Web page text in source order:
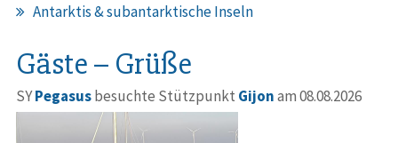
Antarktis & subantarktische Inseln
Gäste – Grüße
SYPegasusbesuchte Stützpunkt Gijonam 08.08.2026